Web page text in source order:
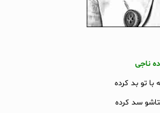
ناجی
تو بد کرده
سد کرده